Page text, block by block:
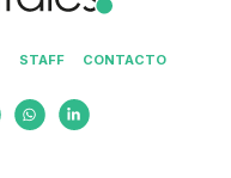
STAFF CONTACTO